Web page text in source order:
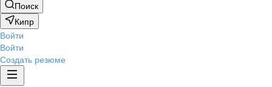
Поиск
Кипр
Войти
Войти
Создать резюме